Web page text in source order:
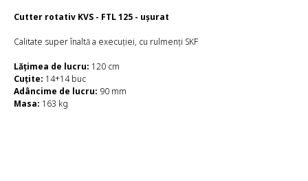
Cutter rotativ KVS - FTL 125 - ușurat
Calitate super înaltă a execuției, cu rulmenți SKF
Lățimea de lucru: 120 cm
Cuțite: 14+14 buc
Adâncime de lucru: 90 mm
Masa: 163 kg